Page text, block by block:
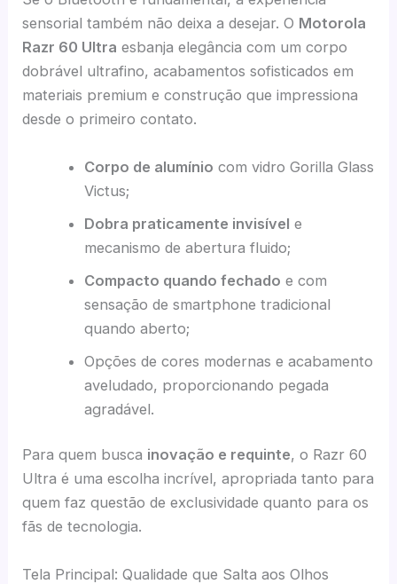
sensorial também não deixa a desejar. O Motorola
Razr 60 Ultra esbanja elegância com um corpo
dobrável ultrafino, acabamentos sofisticados em
materiais premium e construção que impressiona
desde o primeiro contato.
Corpo de alumínio com vidro Gorilla Glass
Victus;
Dobra praticamente invisível e
mecanismo de abertura fluido;
Compacto quando fechado e com
sensação de smartphone tradicional
quando aberto;
Opções de cores modernas e acabamento
aveludado, proporcionando pegada
agradável.
Para quem busca inovação e requinte, o Razr 60
Ultra é uma escolha incrível, apropriada tanto para
quem faz questão de exclusividade quanto para os
fãs de tecnologia.
Tela Principal: Qualidade que Salta aos Olhos